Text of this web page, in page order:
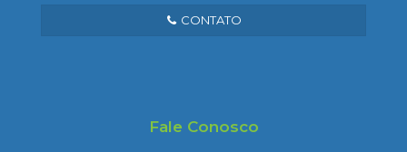
CONTATO
Fale Conosco